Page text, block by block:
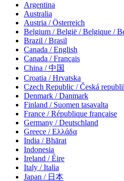
Argentina
Australia
Austria / Österreich
Belgium / België / Belgique /
Brazil / Brasil
Canada / English
Canada / Français
China / 中国
Croatia / Hrvatska
Czech Republic / Česká
Denmark / Danmark
Finland / Suomen tasavalta
France / République française
Germany / Deutschland
Greece / Ελλάδα
India / Bhārat
Indonesia
Ireland / Éire
Italy / Italia
Japan / 日本